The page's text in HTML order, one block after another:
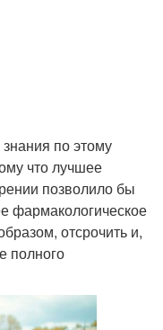
по этому
что лучшее
позволило бы
фармакологическое
отсрочить и,
полного